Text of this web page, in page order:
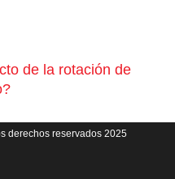
de la rotación de
derechos reservados 2025